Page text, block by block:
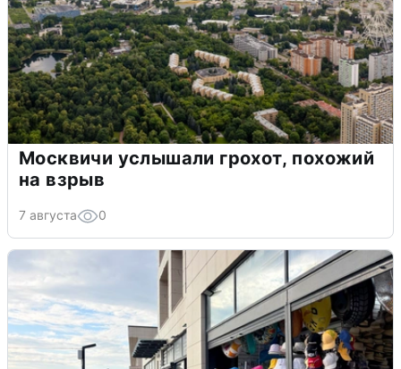
Москвичи услышали грохот, похожий
на взрыв
7 августа 0